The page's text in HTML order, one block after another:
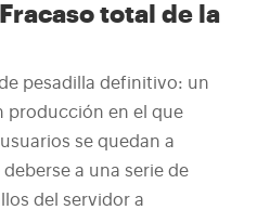
total de la
pesadilla definitivo: un
producción en el que
se quedan a
a una serie de
del servidor a